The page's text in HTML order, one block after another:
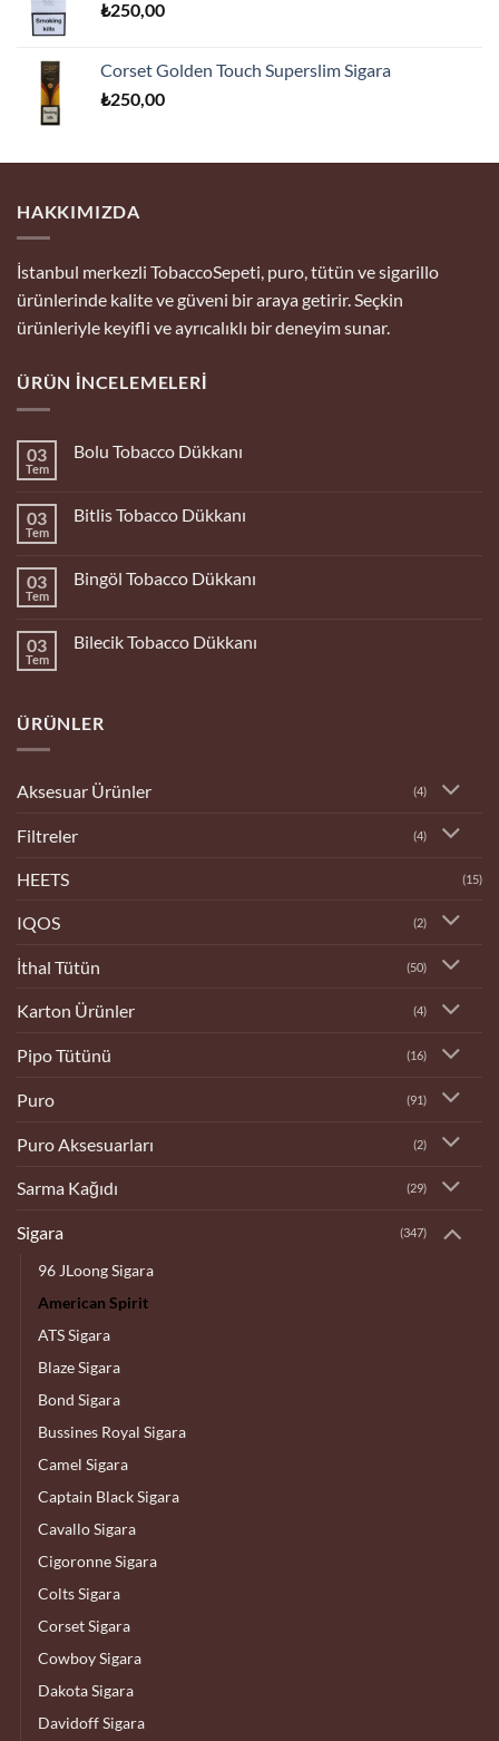
₺250,00
Corset Golden Touch Superslim Sigara
₺250,00
HAKKIMIZDA
İstanbul merkezli TobaccoSepeti, puro, tütün ve sigarillo
ürünlerinde kalite ve güveni bir araya getirir. Seçkin
ürünleriyle keyifli ve ayrıcalıklı bir deneyim sunar.
ÜRÜN İNCELEMELERI
03
Tem
Bolu Tobacco Dükkanı
Tobacco
03
Tem
Bitlis Tobacco Dükkanı
Tobacco
03
Tem
Bingöl Tobacco Dükkanı
Tobacco
03
Tem
Bilecik Tobacco Dükkanı
Dükkanı
ÜRÜNLER
Aksesuar Ürünler (4)
Filtreler (4)
HEETS (15)
IQOS (2)
İthal Tütün (50)
Karton Ürünler (4)
Pipo Tütünü (16)
Puro (91)
Puro Aksesuarları (2)
Sarma Kağıdı (29)
Sigara (347)
96 JLoong Sigara
American Spirit
ATS Sigara
Blaze Sigara
Bond Sigara
Bussines Royal Sigara
Camel Sigara
Captain Black Sigara
Cavallo Sigara
Cigoronne Sigara
Colts Sigara
Corset Sigara
Cowboy Sigara
Dakota Sigara
Davidoff Sigara